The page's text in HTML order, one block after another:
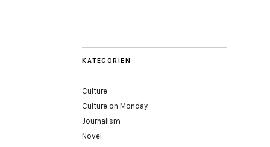
KATEGORIEN
Culture
Culture on Monday
Journalism
Novel